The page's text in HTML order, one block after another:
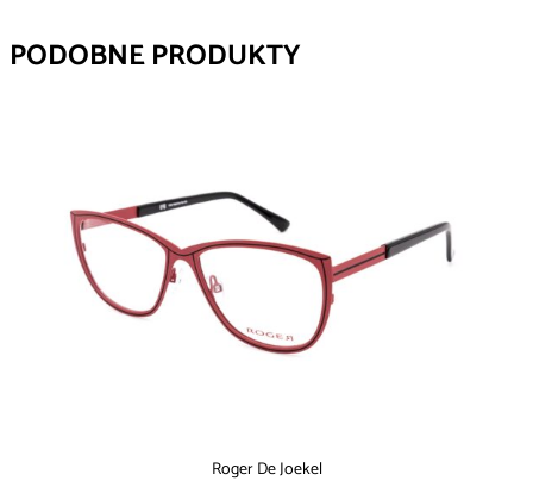
PODOBNE PRODUKTY
Roger De Joekel